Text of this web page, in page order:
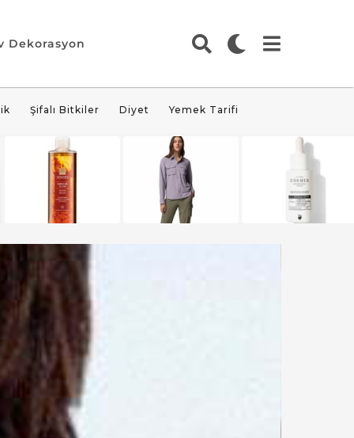
Dekorasyon
Şifalı Bitkiler Diyet Yemek Tarifi